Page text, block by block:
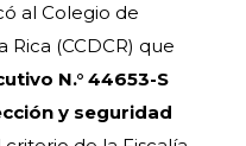
al Colegio de
Rica (CCDCR) que
N.° 44653-S
y seguridad